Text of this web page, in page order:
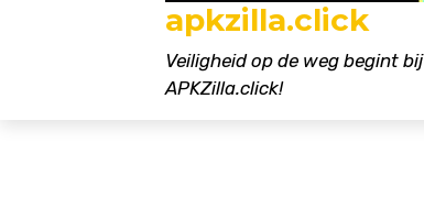
apkzilla.click
Veiligheid op de weg begint bij
APKZilla.click!